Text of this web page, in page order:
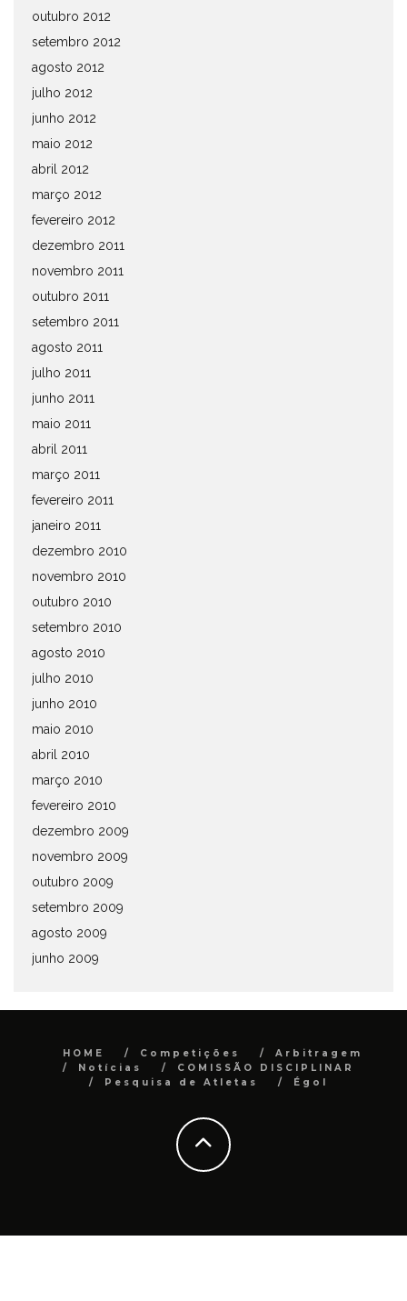
outubro 2012
setembro 2012
agosto 2012
julho 2012
junho 2012
maio 2012
abril 2012
março 2012
fevereiro 2012
dezembro 2011
novembro 2011
outubro 2011
setembro 2011
agosto 2011
julho 2011
junho 2011
maio 2011
abril 2011
março 2011
fevereiro 2011
janeiro 2011
dezembro 2010
novembro 2010
outubro 2010
setembro 2010
agosto 2010
julho 2010
junho 2010
maio 2010
abril 2010
março 2010
fevereiro 2010
dezembro 2009
novembro 2009
outubro 2009
setembro 2009
agosto 2009
junho 2009
HOME Competições
Arbitragem
Notícias
COMISSÃO DISCIPLINAR
Pesquisa de Atletas
Égol